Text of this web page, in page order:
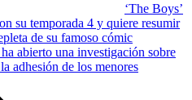
‘The Boys’
su temporada 4 y quiere resumir
de su famoso cómic
abierto una investigación sobre
adhesión de los menores